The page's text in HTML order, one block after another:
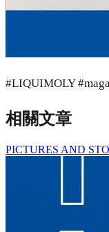
#LIQUIMOLY
相關文章
PICTURES AND